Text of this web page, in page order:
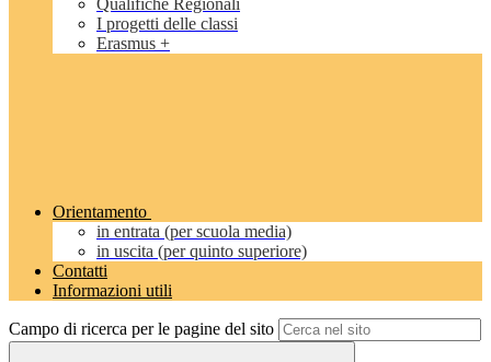
Qualifiche Regionali
I progetti delle classi
Erasmus +
Orientamento
in entrata (per scuola media)
in uscita (per quinto superiore)
Contatti
Informazioni utili
Campo di ricerca per le pagine del sito